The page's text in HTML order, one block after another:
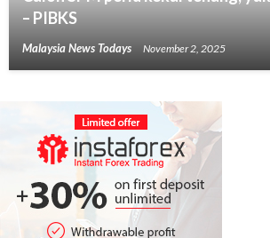
– PIBKS
Malaysia News Todays November 2, 2025